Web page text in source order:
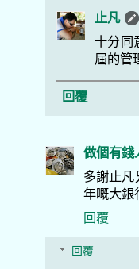
止凡
十分同
屆的管
回覆
做個有錢
多謝止
年嘅大銀
回覆
回覆